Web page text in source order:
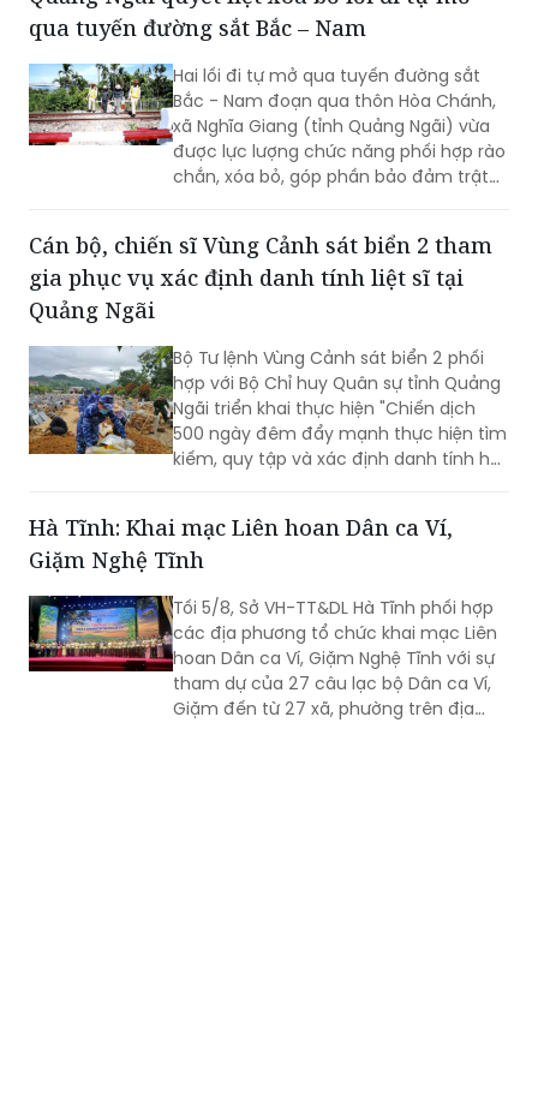
Hai lối đi tự mở qua tuyến đường sắt
Bắc - Nam đoạn qua thôn Hòa Chánh,
xã Nghĩa Giang (tỉnh Quảng Ngãi) vừa
được lực lượng chức năng phối hợp rào
chắn, xóa bỏ, góp phần bảo đảm trật
tự an toàn giao thông đường sắt và
ngăn ngừa nguy cơ tai nạn.
Cán bộ, chiến sĩ Vùng Cảnh sát biển 2 tham
Quảng Ngãi
Bộ Tư lệnh Vùng Cảnh sát biển 2 phối
Ngãi triển khai thực hiện "Chiến dịch
500 ngày đêm đẩy mạnh thực hiện tìm
kiếm, quy tập và xác định danh tính hài
cốt liệt sĩ" trên địa bàn tỉnh.
Hà Tĩnh: Khai mạc Liên hoan Dân ca Ví,
Tối 5/8, Sở VH-TT&DL Hà Tĩnh phối hợp
các địa phương tổ chức khai mạc Liên
hoan Dân ca Ví, Giặm Nghệ Tĩnh với sự
tham dự của 27 câu lạc bộ Dân ca Ví,
Giặm đến từ 27 xã, phường trên địa
bàn tỉnh Hà Tĩnh.